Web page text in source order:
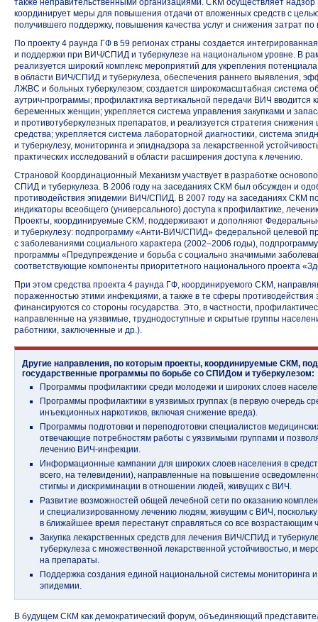
также неправительственными организациями. СКМ осуществляет надзор
координирует меры для повышения отдачи от вложенных средств с
получившего поддержку, повышения качества услуг и снижения затрат по
По проекту 4 раунда ГФ в 59 регионах страны создается
и поддержки при ВИЧ/СПИД и туберкулезе на национальном уровне. В
реализуется широкий комплекс мероприятий для укрепления
в области ВИЧ/СПИД и туберкулеза, обеспечения раннего выявления,
ЛЖВС и больных туберкулезом; создается широкомасштабная система
аутрич-программы; профилактика вертикальной передачи ВИЧ вводится
беременных женщин; укрепляется система управления закупками и
и противотуберкулезных препаратов, и реализуется стратегия
средства; укрепляется система лабораторной диагностики, система
и туберкулезу, мониторинга и эпиднадзора за лекарственной
практических исследований в области расширения доступа к лечению.
Страновой Координационный Механизм участвует в разработке
СПИД и туберкулеза. В 2006 году на заседаниях СКМ был обсужден и
противодействия эпидемии ВИЧ/СПИД. В 2007 году на заседаниях СКМ
индикаторы всеобщего (универсального) доступа к профилактике,
Проекты, координируемые СКМ, поддерживают и дополняют
и туберкулезу: подпрограмму «Анти-ВИЧ/СПИД» федеральной целевой
с заболеваниями социального характера (2002–2006 годы),
программы «Предупреждение и борьба с социально значимыми
соответствующие компоненты приоритетного национального проекта
При этом средства проекта 4 раунда ГФ, координируемого СКМ,
пораженностью этими инфекциями, а также в те сферы противодействия
финансируются со стороны государства. Это, в частности,
направленные на уязвимые, труднодоступные и скрытые группы
работники, заключенные и др.).
Другие направления, по которым проекты, координируемые СКМ,
государственные программы по борьбе со СПИДом и туберкулезом:
Программы профилактики среди молодежи и широких слоев
Программы профилактики в уязвимых группах (в первую очередь
инъекционных наркотиков, включая снижение вреда).
Программы подготовки и переподготовки специалистов
отвечающие потребностям работы с уязвимыми группами и
лечению ВИЧ-инфекции.
Информационные кампании для широких слоев населения в
всего, на телевидении), направленные на повышение
стигмы и дискриминации в отношении людей, живущих с ВИЧ.
Развитие возможностей общей лечебной сети по оказанию
и специализированному лечению людям, живущим с ВИЧ,
в ближайшее время перестанут справляться со все
Закупка лекарственных средств для лечения ВИЧ/СПИД и
туберкулеза с множественной лекарственной устойчивостью, и
на препараты.
Поддержка создания единой национальной системы мониторинга
эпидемии.
В будущем СКМ как демократический форум, объединяющий